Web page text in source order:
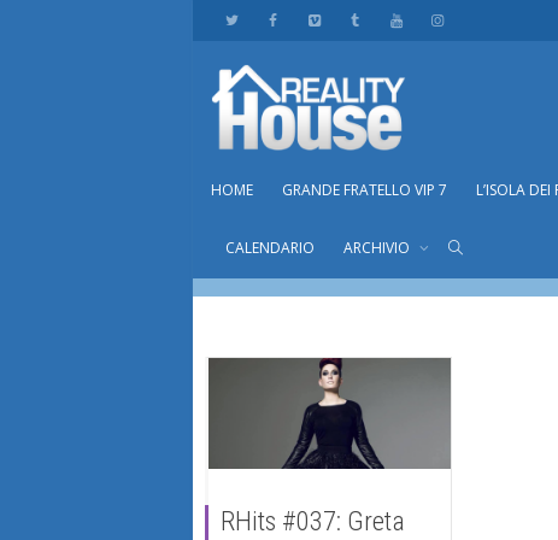
HOME GRANDE FRATELLO VIP 7 L’ISOLA
CALENDARIO ARCHIVIO
Tag Archive for: nicole tuzii
RHits #037: Greta